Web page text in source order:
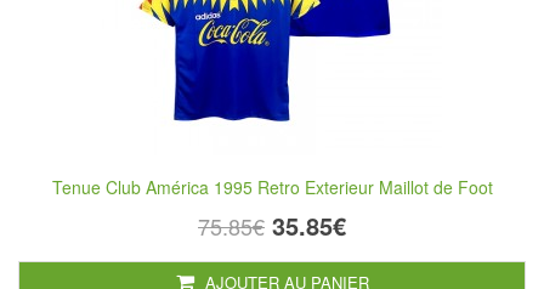
Tenue Club América 1995 Retro Exterieur Maillot de Foot
75.85€ 35.85€
AJOUTER AU PANIER